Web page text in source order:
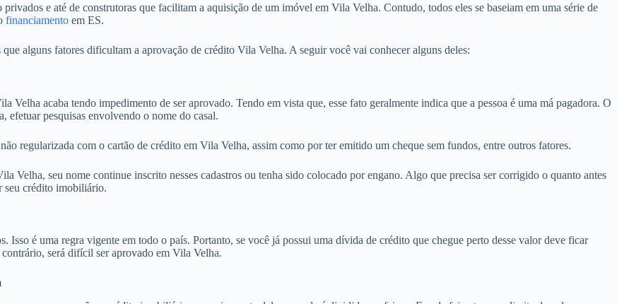
e até de construtoras que facilitam a aquisição de um imóvel em Vila Velha. Contudo, todos eles se baseiam em uma série de
financiamento em ES.
alguns fatores dificultam a aprovação de crédito Vila Velha. A seguir você vai conhecer alguns deles:
acaba tendo impedimento de ser aprovado. Tendo em vista que, esse fato geralmente indica que a pessoa é uma má pagadora. O
efetuar pesquisas envolvendo o nome do casal.
regularizada com o cartão de crédito em Vila Velha, assim como por ter emitido um cheque sem fundos, entre outros fatores.
Velha, seu nome continue inscrito nesses cadastros ou tenha sido colocado por engano. Algo que precisa ser corrigido o quanto antes
seu crédito imobiliário.
Isso é uma regra vigente em todo o país. Portanto, se você já possui uma dívida de crédito que chegue perto desse valor deve ficar
será difícil ser aprovado em Vila Velha.